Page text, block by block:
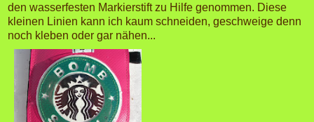
den wasserfesten Markierstift zu Hilfe genommen. Diese
kleinen Linien kann ich kaum schneiden, geschweige denn
noch kleben oder gar nähen...